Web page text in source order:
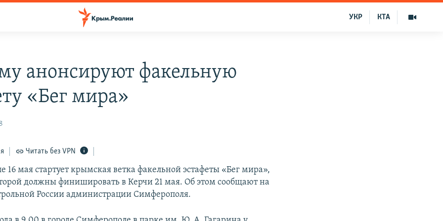
КТА
УКР
анонсируют факельную
«Бег мира»
Читать без VPN
16 мая стартует крымская ветка факельной эстафеты «Бег мира»,
должны финишировать в Керчи 21 мая. Об этом сообщают на
России администрации Симферополя.